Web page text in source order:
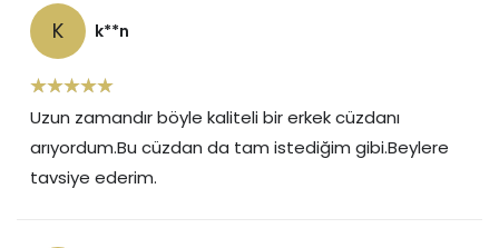
K k**n
Uzun zamandır böyle kaliteli bir erkek cüzdanı
arıyordum.Bu cüzdan da tam istediğim gibi.Beylere
tavsiye ederim.